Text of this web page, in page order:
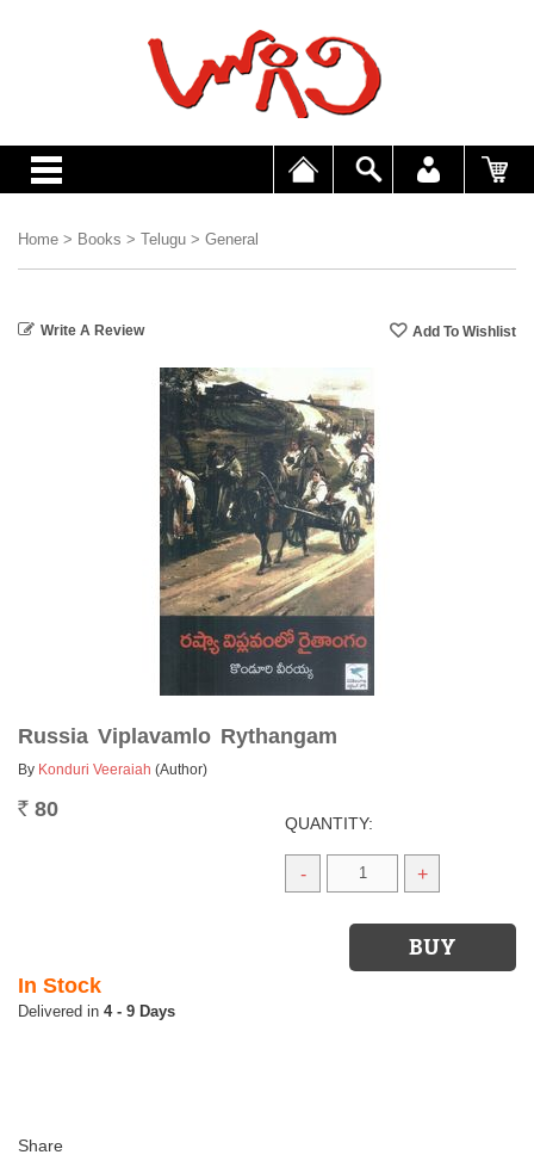
Home > Books > Telugu > General
Write A Review
Russia Viplavamlo Rythangam
By Konduri Veeraiah (Author)
Rs. 80
QUANTITY:
- +
In Stock
4 - 9 Days